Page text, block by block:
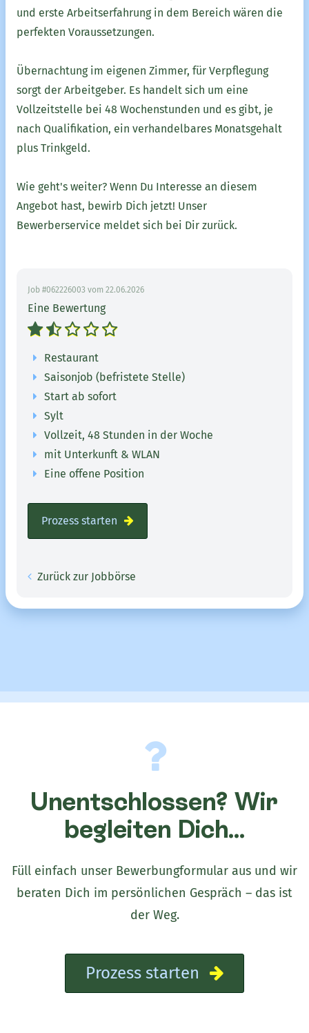
und erste Arbeitserfahrung in dem Bereich wären die
perfekten Voraussetzungen.
Übernachtung im eigenen Zimmer, für Verpflegung
sorgt der Arbeitgeber. Es handelt sich um eine
Vollzeitstelle bei 48 Wochenstunden und es gibt, je
nach Qualifikation, ein verhandelbares Monatsgehalt
plus Trinkgeld.
Wie geht's weiter? Wenn Du Interesse an diesem
Angebot hast, bewirb Dich jetzt! Unser
Bewerberservice meldet sich bei Dir zurück.
Job #062226003 vom 22.06.2026
Eine Bewertung
Restaurant
Saisonjob (befristete Stelle)
Start ab sofort
Sylt
Vollzeit, 48 Stunden in der Woche
mit Unterkunft & WLAN
Eine offene Position
Prozess starten
Zurück zur Jobbörse
Unentschlossen? Wir
begleiten Dich...
Füll einfach unser Bewerbungformular aus und wir
beraten Dich im persönlichen Gespräch – das ist
der Weg.
Prozess starten